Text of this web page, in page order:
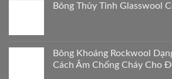
Bông Thủy Tinh Glasswool
Bông Khoáng Rockwool
Cách Âm Chống Cháy Cho